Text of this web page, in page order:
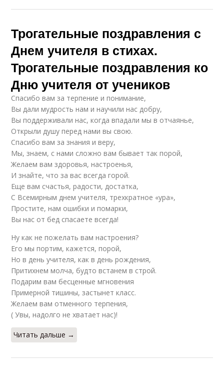
Трогательные поздравления с
Днем учителя в стихах.
Трогательные поздравления ко
Дню учителя от учеников
Спасибо вам за терпение и понимание,
Вы дали мудрость нам и научили нас добру,
Вы поддерживали нас, когда впадали мы в отчаянье,
Открыли душу перед нами вы свою.
Спасибо вам за знания и веру,
Мы, знаем, с нами сложно вам бывает так порой,
Желаем вам здоровья, настроенья,
И знайте, что за вас всегда горой.
Еще вам счастья, радости, достатка,
С Всемирным днем учителя, трехкратное «ура»,
Простите, нам ошибки и помарки,
Вы нас от бед спасаете всегда!
Ну как не пожелать вам настроения?
Его мы портим, кажется, порой,
Но в день учителя, как в день рождения,
Притихнем молча, будто встанем в строй.
Подарим вам бесценные мгновения
Примерной тишины, застынет класс.
Желаем вам отменного терпения,
( Увы, надолго не хватает нас)!
Читать дальше →